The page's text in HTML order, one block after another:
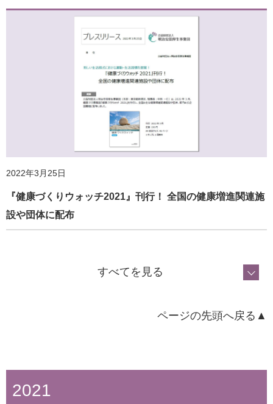
2023年3月31日
『健康づくりウォッチ2022』刊行！全国の健康増進関連施
軽い身体活動が多い高齢者ほど認知機能が高い－座ってい
2022年3月25日
『健康づくりウォッチ2021』刊行！ 全国の健康増進関連施
設や団体に配布
すべてを見る
ページの先頭へ戻る▲
2021